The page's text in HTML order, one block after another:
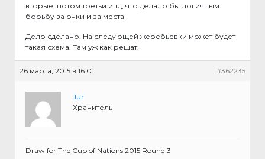
вторые, потом третьи и тд, что делало бы логичным
борьбу за очки и за места
Дело сделано. На следующей жеребьевки может будет
такая схема. Там уж как решат.
26 марта, 2015 в 16:01 #362235
Jur
Хранитель
Draw for The Cup of Nations 2015 Round 3